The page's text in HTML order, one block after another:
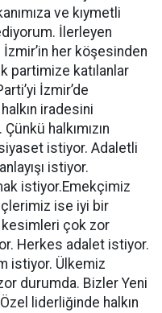
ve kıymetli
İlerleyen
her köşesinden
partimize katılanlar
İzmir’de
iradesini
halkımızın
siyaset istiyor. Adaletli
istiyor.
istiyor.Emekçimiz
ise iyi bir
çok zor
Herkes adalet istiyor.
istiyor. Ülkemiz
durumda. Bizler Yeni
liderliğinde halkın